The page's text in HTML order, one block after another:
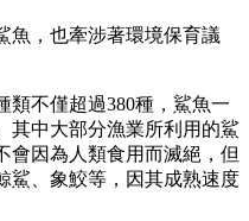
魚，也牽涉著環境保育議
類不僅超過380種，鯊魚一
其中大部分漁業所利用的鯊
會因為人類食用而滅絕，但
鯊、象鮫等，因其成熟速度